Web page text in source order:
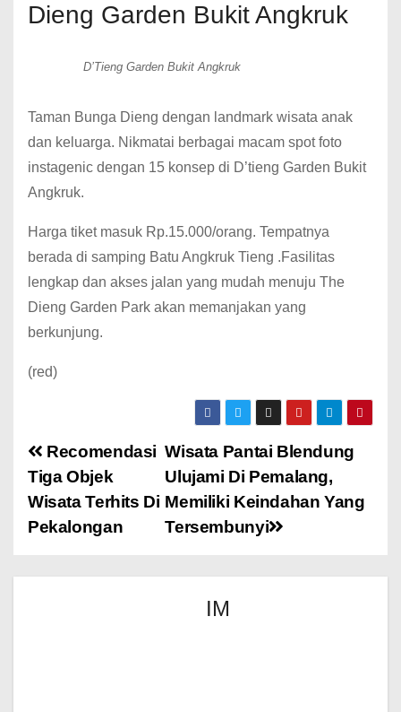
Dieng Garden Bukit Angkruk
D’Tieng Garden Bukit Angkruk
Taman Bunga Dieng dengan landmark wisata anak
dan keluarga. Nikmatai berbagai macam spot foto
instagenic dengan 15 konsep di D’tieng Garden Bukit
Angkruk.
Harga tiket masuk Rp.15.000/orang. Tempatnya
berada di samping Batu Angkruk Tieng .Fasilitas
lengkap dan akses jalan yang mudah menuju The
Dieng Garden Park akan memanjakan yang
berkunjung.
(red)
Wisata Pantai Blendung
Ulujami Di Pemalang,
Memiliki Keindahan Yang
Tersembunyi
Recomendasi
Tiga Objek
Wisata Terhits Di
Pekalongan
IM